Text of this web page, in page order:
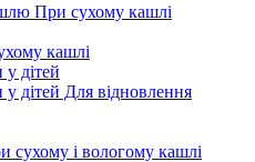
При сухому кашлі
кашлі
дітей
дітей Для відновлення
сухому і вологому кашлі